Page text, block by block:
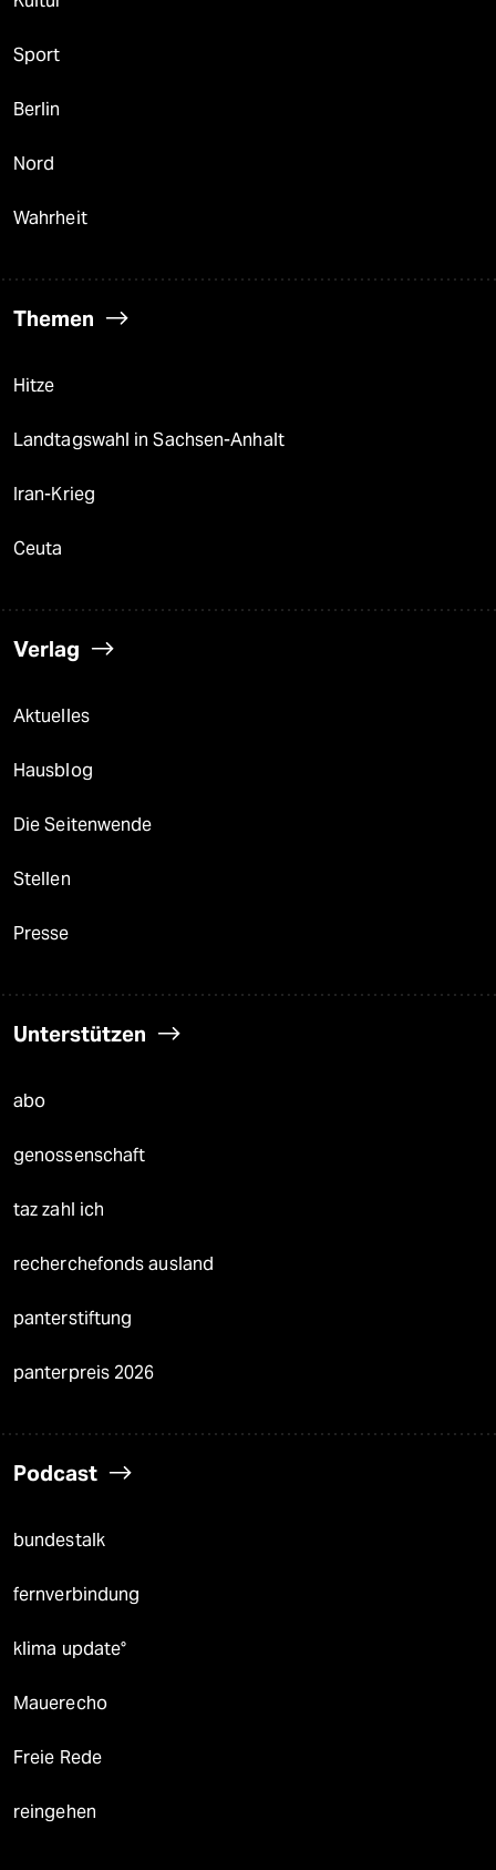
Sport
Berlin
Nord
Wahrheit
Themen
Hitze
Landtagswahl in Sachsen-Anhalt
Iran-Krieg
Ceuta
Verlag
Aktuelles
Hausblog
Die Seitenwende
Stellen
Presse
Unterstützen
abo
genossenschaft
taz zahl ich
recherchefonds ausland
panterstiftung
panterpreis 2026
Podcast
bundestalk
fernverbindung
klima update°
Mauerecho
Freie Rede
reingehen